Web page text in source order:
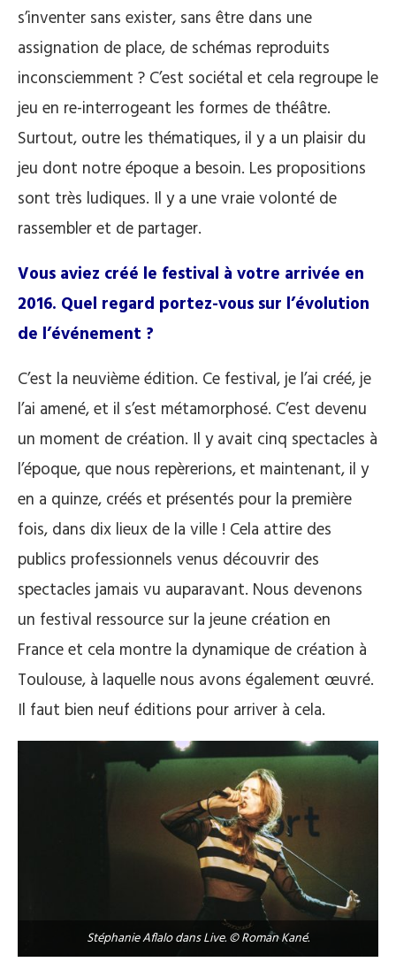
s’inventer sans exister, sans être dans une
assignation de place, de schémas reproduits
inconsciemment ? C’est sociétal et cela regroupe le
jeu en re-interrogeant les formes de théâtre.
Surtout, outre les thématiques, il y a un plaisir du
jeu dont notre époque a besoin. Les propositions
sont très ludiques. Il y a une vraie volonté de
rassembler et de partager.
Vous aviez créé le festival à votre arrivée en
2016. Quel regard portez-vous sur l’évolution
de l’événement ?
C’est la neuvième édition. Ce festival, je l’ai créé, je
l’ai amené, et il s’est métamorphosé. C’est devenu
un moment de création. Il y avait cinq spectacles à
l’époque, que nous repèrerions, et maintenant, il y
en a quinze, créés et présentés pour la première
fois, dans dix lieux de la ville ! Cela attire des
publics professionnels venus découvrir des
spectacles jamais vu auparavant. Nous devenons
un festival ressource sur la jeune création en
France et cela montre la dynamique de création à
Toulouse, à laquelle nous avons également œuvré.
Il faut bien neuf éditions pour arriver à cela.
Stéphanie Aflalo dans Live. © Roman Kané.